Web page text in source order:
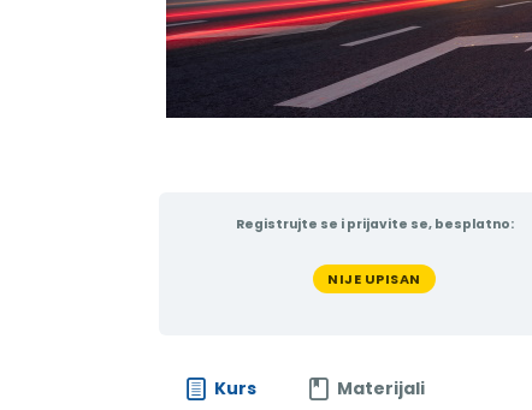
Registrujte se i prijavite se, besplatno:
NIJE UPISAN
Kurs Materijali